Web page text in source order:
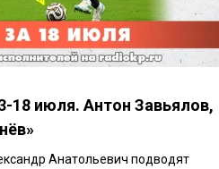
18 июля. Антон Завьялов,
Анатольевич подводят